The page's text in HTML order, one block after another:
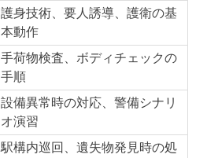
護身技術、要人誘導、護衛の基
本動作
手荷物検査、ボディチェックの
手順
設備異常時の対応、警備シナリ
オ演習
駅構内巡回、遺失物発見時の処